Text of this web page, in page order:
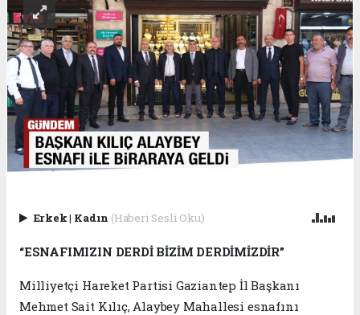
Erkek| Kadın (Haberi Sesli Oku)
“ESNAFIMIZIN DERDİ BİZİM DERDİMİZDİR”
Milliyetçi Hareket Partisi Gaziantep İl Başkanı
Mehmet Sait Kılıç, Alaybey Mahallesi esnafını